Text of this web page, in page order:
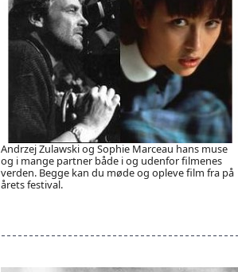
Andrzej Zulawski og Sophie Marceau hans muse
og i mange partner både i og udenfor filmenes
verden. Begge kan du møde og opleve film fra på
årets festival.